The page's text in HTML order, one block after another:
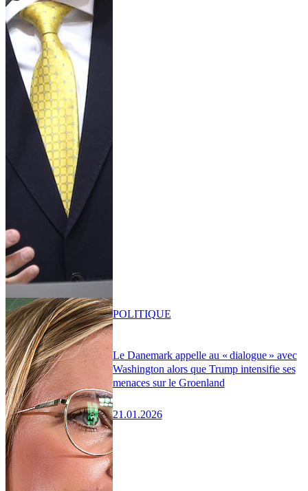
Le Danemark appelle au « dialogue » avec
Washington alors que Trump intensifie ses
menaces sur le Groenland
21.01.2026
POLITIQUE